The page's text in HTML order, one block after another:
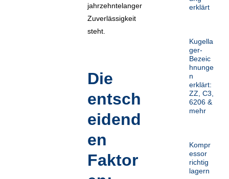
jahrzehntelanger
Zuverlässigkeit
steht.
Die
entsch
eidend
en
Faktor
erklärt
Kugella
ger-
Bezeic
hnunge
n
erklärt:
ZZ, C3,
6206 &
mehr
Kompr
essor
richtig
lagern